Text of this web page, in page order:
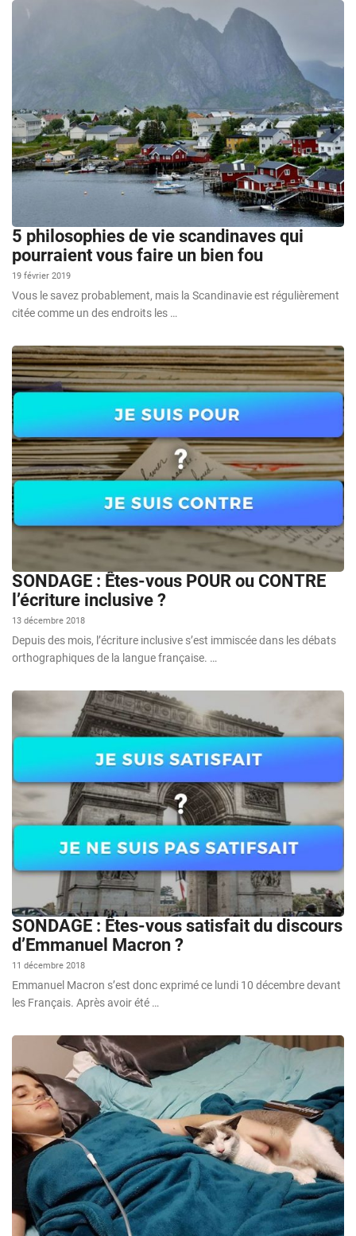
5 philosophies de vie scandinaves qui
pourraient vous faire un bien fou
19 février 2019
Vous le savez probablement, mais la Scandinavie est régulièrement
citée comme un des endroits les …
SONDAGE : Êtes-vous POUR ou CONTRE
l’écriture inclusive ?
13 décembre 2018
Depuis des mois, l’écriture inclusive s’est immiscée dans les débats
orthographiques de la langue française. …
SONDAGE : Êtes-vous satisfait du discours
d’Emmanuel Macron ?
11 décembre 2018
Emmanuel Macron s’est donc exprimé ce lundi 10 décembre devant
les Français. Après avoir été …